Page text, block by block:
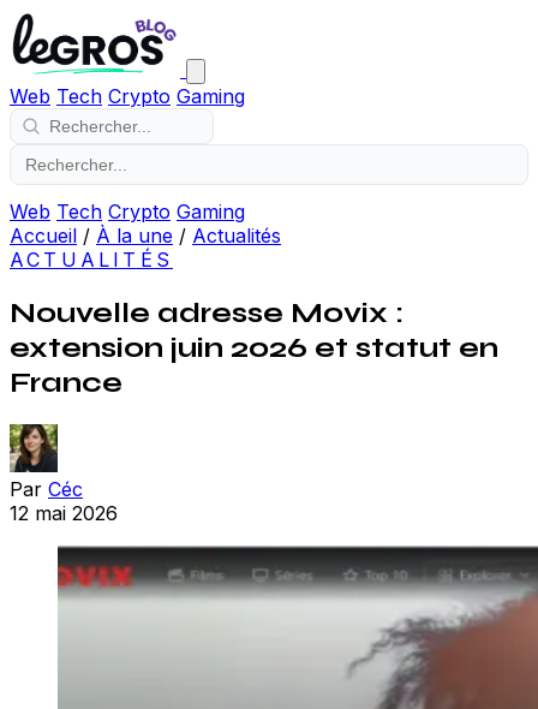
Web Tech Crypto Gaming
Web Tech Crypto Gaming
Accueil / À la une / Actualités
ACTUALITÉS
Nouvelle adresse Movix :
extension juin 2026 et statut en
France
Par Céc
12 mai 2026